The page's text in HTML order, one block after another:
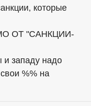
которые
ОТ "САНКЦИИ-
западу надо
%% на